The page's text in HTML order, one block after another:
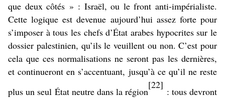
que deux côtés » : Israël, ou le front anti-impérialiste.
Cette logique est devenue aujourd’hui assez forte pour
s’imposer à tous les chefs d’État arabes hypocrites sur le
dossier palestinien, qu’ils le veuillent ou non. C’est pour
cela que ces normalisations ne seront pas les dernières,
et continueront en s’accentuant, jusqu’à ce qu’il ne reste
plus un seul État neutre dans la région
[22]
: tous devront